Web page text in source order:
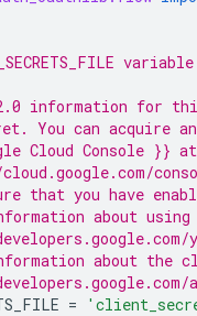
information for
You can acquire
Cloud Console }} at
that you have
about using
about
=